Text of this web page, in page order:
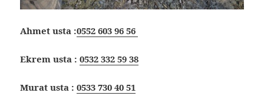
Ahmet usta :0552 603 96 56
Ekrem usta :0532 332 59 38
Murat usta :0533 730 40 51